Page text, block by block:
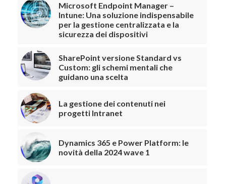
Microsoft Endpoint Manager –
Intune: Una soluzione indispensabile
per la gestione centralizzata e la
sicurezza dei dispositivi
SharePoint versione Standard vs
Custom: gli schemi mentali che
guidano una scelta
La gestione dei contenuti nei
progetti Intranet
Dynamics 365 e Power Platform: le
novità della 2024 wave 1